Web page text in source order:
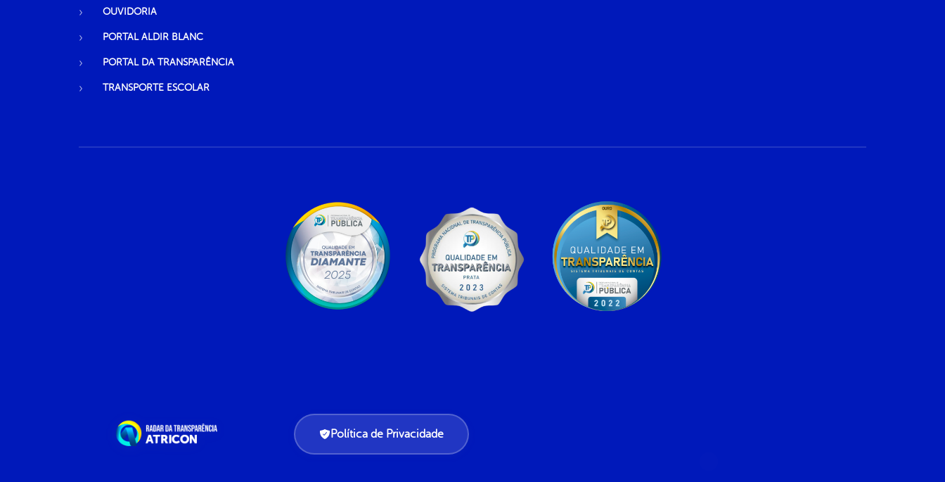
OUVIDORIA
PORTAL ALDIR BLANC
PORTAL DA TRANSPARÊNCIA
TRANSPORTE ESCOLAR
Política de Privacidade